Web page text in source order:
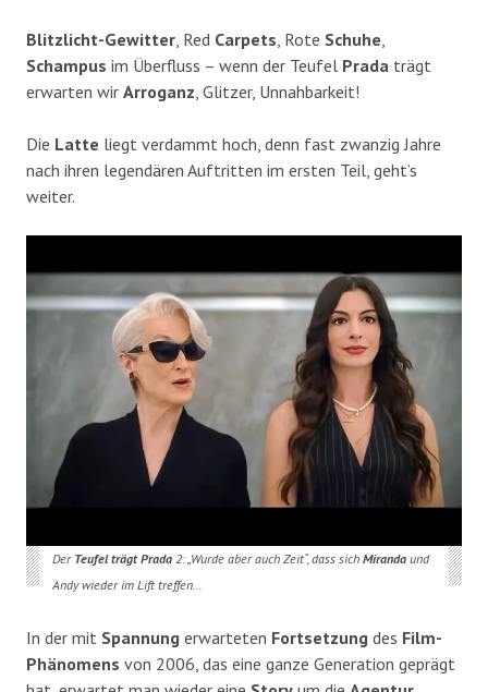
Blitzlicht-Gewitter , Red Carpets , Rote Schuhe
Schampus im Überfluss – wenn der Teufel Prada trägt
erwarten wir Arroganz , Glitzer, Unnahbarkeit!
Die Latte liegt verdammt hoch, denn fast zwanzig Jahre
nach ihren legendären Auftritten im ersten Teil, geht’s
weiter.
Der Teufel trägt Prada2: „Wurde aber auch Zeit“, dass sich Mirandaund
Andy wieder im Lift treffen…
In der mit Spannung erwarteten Fortsetzung des Film-
Phänomens von 2006, das eine ganze Generation geprägt